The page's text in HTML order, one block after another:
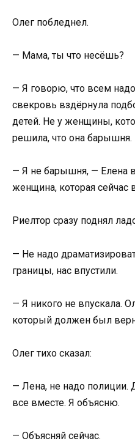
Олег побледнел.
— Мама, ты что несёшь?
— Я говорю, что всем
свекровь вздёрнула
детей. Не у женщины,
решила, что она барышня.
— Я не барышня, — Елена
женщина, которая сейчас
Риелтор сразу поднял
— Не надо
границы, нас впустили.
— Я никого не впускала.
который должен был
Олег тихо сказал:
— Лена, не надо полиции.
все вместе. Я объясню.
— Объясняй сейчас.